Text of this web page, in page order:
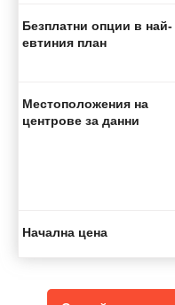
Безплатни опции в най-
евтиния план
Местоположения на
центрове за данни
Начална цена